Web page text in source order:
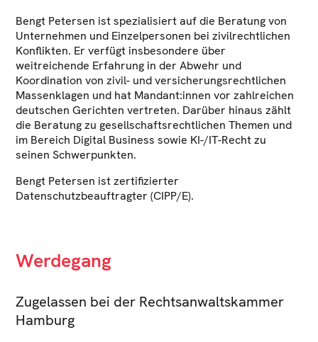
Bengt Petersen ist spezialisiert auf die Beratung von
Unternehmen und Einzelpersonen bei zivilrechtlichen
Konflikten. Er verfügt insbesondere über
weitreichende Erfahrung in der Abwehr und
Koordination von zivil- und versicherungsrechtlichen
Massenklagen und hat Mandant:innen vor zahlreichen
deutschen Gerichten vertreten. Darüber hinaus zählt
die Beratung zu gesellschaftsrechtlichen Themen und
im Bereich Digital Business sowie KI-/IT-Recht zu
seinen Schwerpunkten.
Bengt Petersen ist zertifizierter
Datenschutzbeauftragter (CIPP/E).
Werdegang
Zugelassen bei der Rechtsanwaltskammer
Hamburg